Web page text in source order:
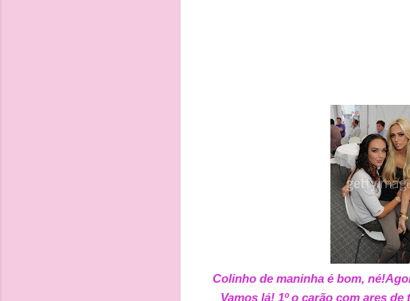
Colinho de maninha é bom,
Vamos lá! 1º o carão com ares